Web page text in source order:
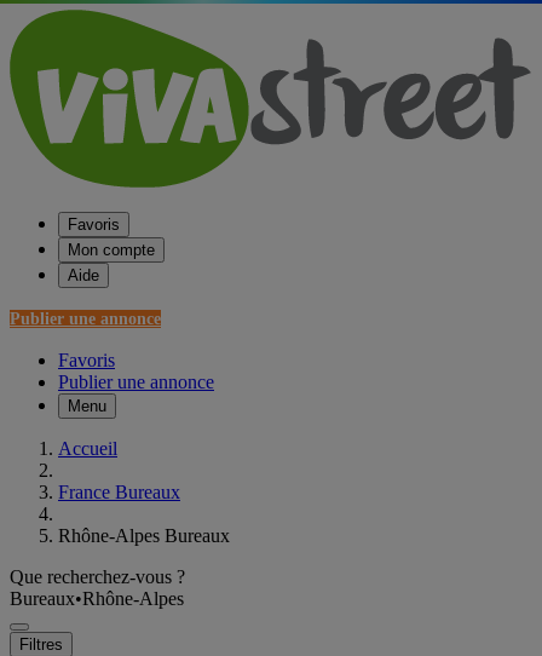
Favoris
Mon compte
Aide
Publier une annonce
Favoris
Publier une annonce
Menu
Accueil
France Bureaux
Rhône-Alpes Bureaux
Que recherchez-vous ?
Bureaux•Rhône-Alpes
Filtres